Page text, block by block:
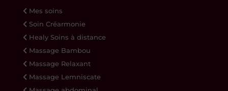
Mes soins
Soin Créarmonie
Healy Soins à distance
Massage Bambou
Massage Relaxant
Massage Lemniscate